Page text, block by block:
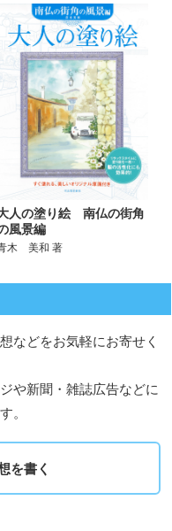
人の塗り絵 南仏の街角
風景編
木 美和 著
などをお気軽にお寄せく
や新聞・雑誌広告などに
。
を書く